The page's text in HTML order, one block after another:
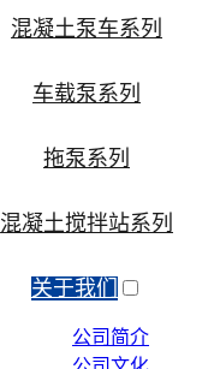
混凝土泵车系列
车载泵系列
拖泵系列
混凝土搅拌站系列
关于我们
公司简介